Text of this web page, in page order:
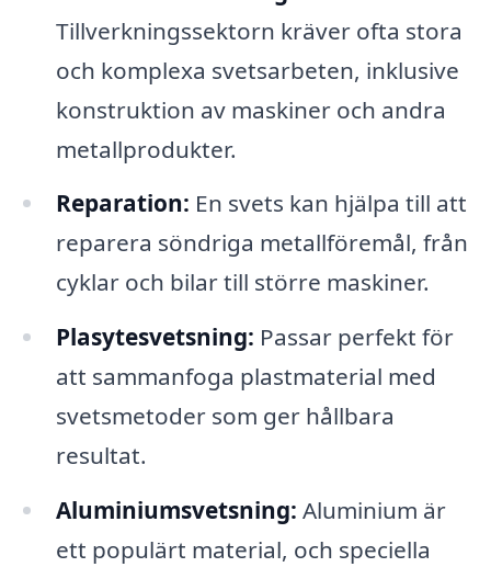
Tillverkningssektorn kräver ofta stora
och komplexa svetsarbeten, inklusive
konstruktion av maskiner och andra
metallprodukter.
Reparation: En svets kan hjälpa till att
reparera söndriga metallföremål, från
cyklar och bilar till större maskiner.
Plasytesvetsning: Passar perfekt för
att sammanfoga plastmaterial med
svetsmetoder som ger hållbara
resultat.
Aluminiumsvetsning: Aluminium är
ett populärt material, och speciella